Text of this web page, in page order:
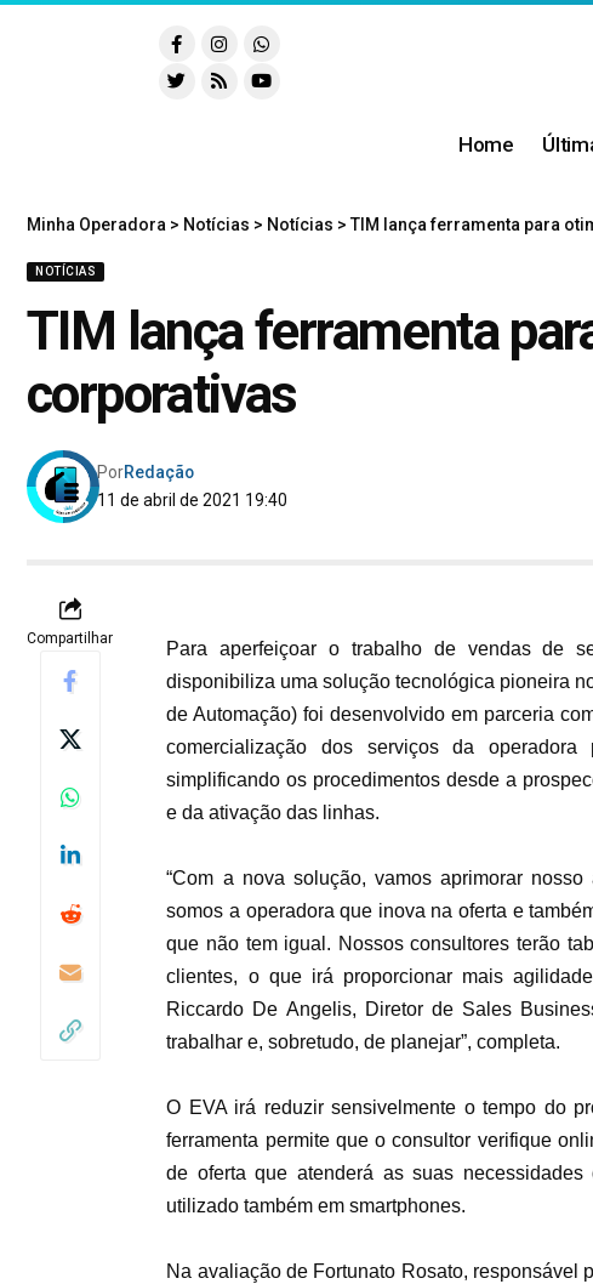
Home
Minha Operadora > Notícias > Notícias > TIM lança ferramenta para
NOTÍCIAS
TIM lança ferramenta
corporativas
11 de abril de 2021 19:40
PorRedação
Compartilhar Para aperfeiçoar o trabalho de vendas de
disponibiliza uma solução tecnológica pioneira
de Automação) foi desenvolvido em parceria
comercialização dos serviços da
simplificando os procedimentos desde a
e da ativação das linhas.
“Com a nova solução, vamos aprimorar
somos a operadora que inova na oferta e
que não tem igual. Nossos consultores terão
clientes, o que irá proporcionar mais
Riccardo De Angelis, Diretor de Sales
trabalhar e, sobretudo, de planejar”, completa.
O EVA irá reduzir sensivelmente o tempo do
ferramenta permite que o consultor verifique
de oferta que atenderá as suas
utilizado também em smartphones.
Na avaliação de Fortunato Rosato, responsável